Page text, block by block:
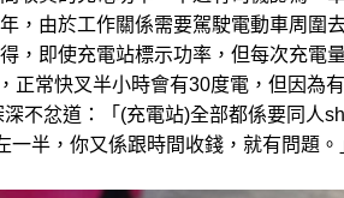
，由於工作關係需要駕駛電動車周圍
，即使充電站標示功率，但每次充電
正常快叉半小時會有30度電，但因為
不忿道：「(充電站)全部都係要同人
一半，你又係跟時間收錢，就有問題。